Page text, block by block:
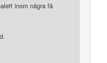
inom några få